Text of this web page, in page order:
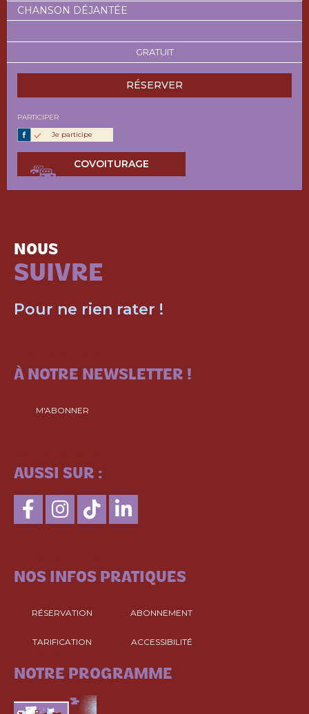
CHANSON DÉJANTÉE
GRATUIT
RÉSERVER
PARTICIPER
Je participe
COVOITURAGE
NOUS
SUIVRE
Pour ne rien rater !
À NOTRE NEWSLETTER !
M'ABONNER
AUSSI SUR :
NOS INFOS PRATIQUES
RÉSERVATION ABONNEMENT
TARIFICATION ACCESSIBILITÉ
NOTRE PROGRAMME